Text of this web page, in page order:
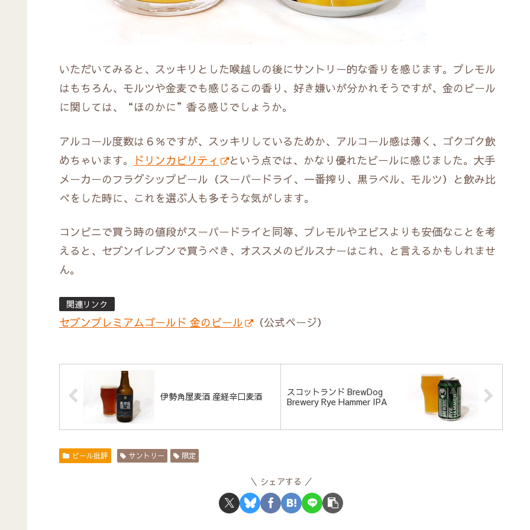
いただいてみると、スッキリとした喉越しの後にサントリー的な香りを感じます。プレモル
はもちろん、モルツや金麦でも感じるこの香り、好き嫌いが分かれそうですが、金のビール
に関しては、“ほのかに”香る感じでしょうか。
アルコール度数は６％ですが、スッキリしているためか、アルコール感は薄く、ゴクゴク飲
めちゃいます。
ドリンカビリティ
という点では、かなり優れたビールに感じました。大手
メーカーのフラグシップビール（スーパードライ、一番搾り、黒ラベル、モルツ）と飲み比
べをした時に、これを選ぶ人も多そうな気がします。
コンビニで買う時の値段がスーパードライと同等、プレモルやヱビスよりも安価なことを考
えると、セブンイレブンで買うべき、オススメのピルスナーはこれ、と言えるかもしれませ
ん。
関連リンク
セブンプレミアムゴールド 金のビール （公式ページ）
伊勢角屋麦酒 産経辛口麦酒
スコットランド BrewDog
Brewery Rye Hammer IPA
ビール批評 サントリー 限定
シェアする